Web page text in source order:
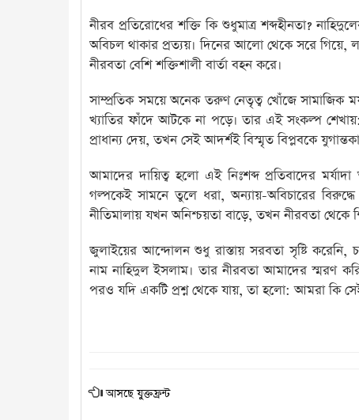
নীরব প্রতিরোধের শক্তি কি শুধুমাত্র শব্দহীনতা?
অবিচল থাকার প্রত্যয়। দিনের আলো থেকে সরে
নীরবতা বেশি শক্তিশালী বার্তা বহন করে।
সাম্প্রতিক সময়ে অনেক তরুণ নেতৃত্ব খোঁজে সামাজিক
খ্যাতির ফাঁদে আটকে না পড়ে। তার এই সংকল্প
প্রাধান্য দেয়, তখন সেই আদর্শই বিস্মৃত বিপ্লবকে
আমাদের দায়িত্ব হলো এই নিঃশব্দ প্রতিবাদের
গল্পকেই সামনে তুলে ধরা, অন্যায়-অবিচারের বিরুদ্ধে
নীতিমালায় যখন অনিশ্চয়তা বাড়ে, তখন নীরবতা থেকে
জুলাইয়ের আন্দোলন শুধু রাস্তায় সরবতা সৃষ্টি করেনি,
নাম নাহিদুল ইসলাম। তার নীরবতা আমাদের স্মরণ
পরও যদি একটি প্রশ্ন থেকে যায়, তা হলো: আমরা কি
আসছে যুক্তফ্রন্ট